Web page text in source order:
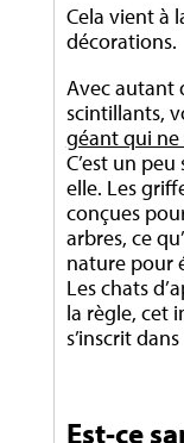
Cela vient à
décorations.
Avec autant
scintillants,
géant qui ne
C’est un
elle. Les
conçues
arbres, ce
nature pour
Les chats
la règle, cet
s’inscrit
Est-ce